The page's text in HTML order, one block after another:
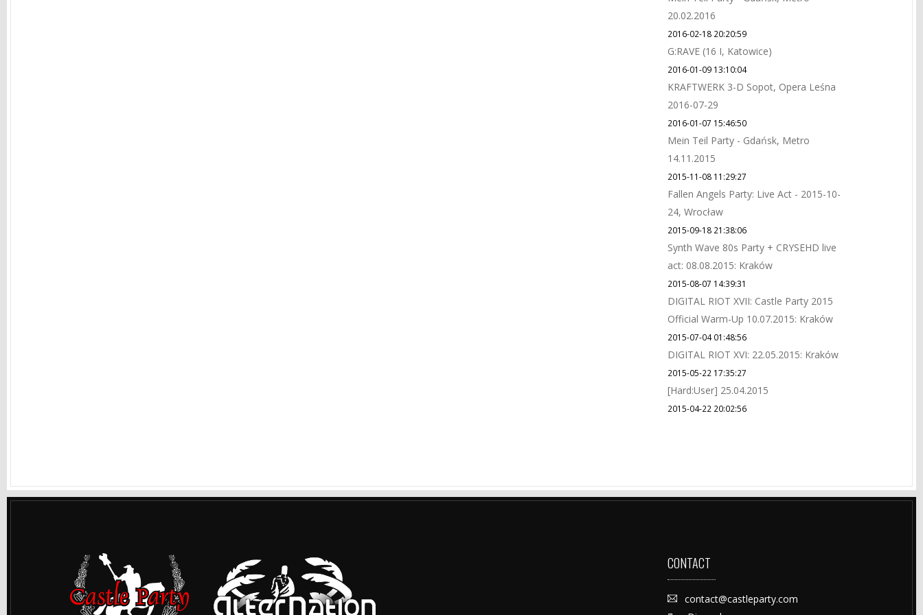
20.02.2016
2016-02-18 20:20:59
G:RAVE (16 I, Katowice)
2016-01-09 13:10:04
KRAFTWERK 3-D Sopot, Opera Leśna
2016-07-29
2016-01-07 15:46:50
Mein Teil Party - Gdańsk, Metro
14.11.2015
2015-11-08 11:29:27
Fallen Angels Party: Live Act - 2015-10-
24, Wrocław
2015-09-18 21:38:06
Synth Wave 80s Party + CRYSEHD live
act: 08.08.2015: Kraków
2015-08-07 14:39:31
DIGITAL RIOT XVII: Castle Party 2015
Official Warm-Up 10.07.2015: Kraków
2015-07-04 01:48:56
DIGITAL RIOT XVI: 22.05.2015: Kraków
2015-05-22 17:35:27
[Hard:User] 25.04.2015
2015-04-22 20:02:56
CONTACT
contact@castleparty.com